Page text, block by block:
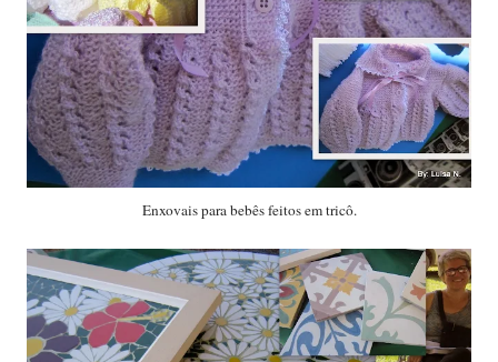
Enxovais para bebês feitos em tricô.